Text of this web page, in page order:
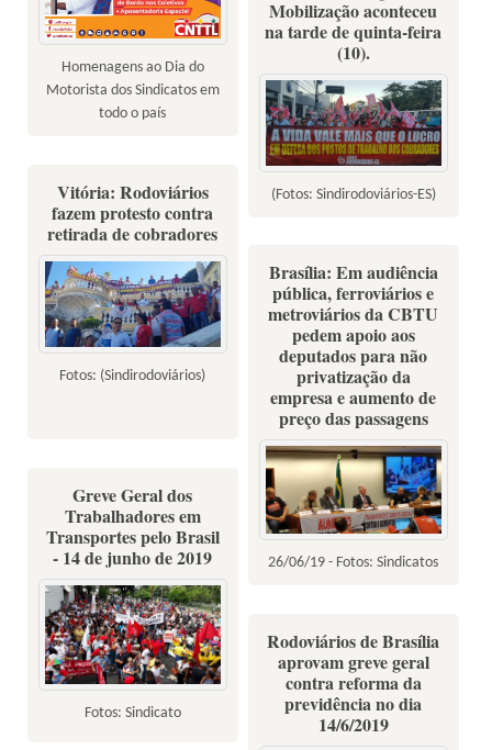
Homenagens ao Dia do
Motorista dos Sindicatos em
todo o país
Mobilização aconteceu
na tarde de quinta-feira
(10).
(Fotos: Sindirodoviários-ES)
Vitória: Rodoviários
fazem protesto contra
retirada de cobradores
Fotos: (Sindirodoviários)
Brasília: Em audiência
pública, ferroviários e
metroviários da CBTU
pedem apoio aos
deputados para não
privatização da
empresa e aumento de
preço das passagens
26/06/19 - Fotos: Sindicatos
Greve Geral dos
Trabalhadores em
Transportes pelo Brasil
- 14 de junho de 2019
Fotos: Sindicato
Rodoviários de Brasília
aprovam greve geral
contra reforma da
previdência no dia
14/6/2019